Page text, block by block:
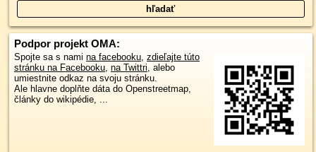
Podpor projekt OMA:
Spojte sa s nami na facebooku, zdieľajte túto
stránku na Facebooku, na Twittri, alebo
umiestnite odkaz na svoju stránku.
Ale hlavne doplňte dáta do Openstreetmap,
články do wikipédie, ...